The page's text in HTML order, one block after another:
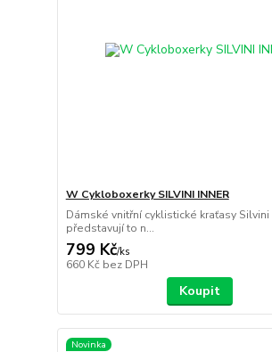
W Cykloboxerky SILVINI INNER
Dámské vnitřní cyklistické kraťasy Silvini
představují to n...
799 Kč/ks
660 Kč bez DPH
Koupit
Novinka